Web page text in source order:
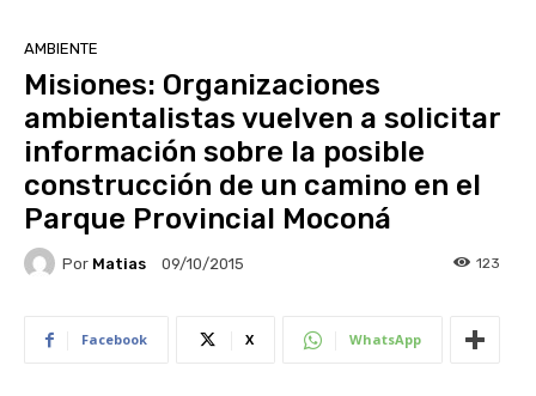
AMBIENTE
Misiones: Organizaciones
ambientalistas vuelven a solicitar
información sobre la posible
construcción de un camino en el
Parque Provincial Moconá
Por Matias 09/10/2015 123
Facebook X WhatsApp